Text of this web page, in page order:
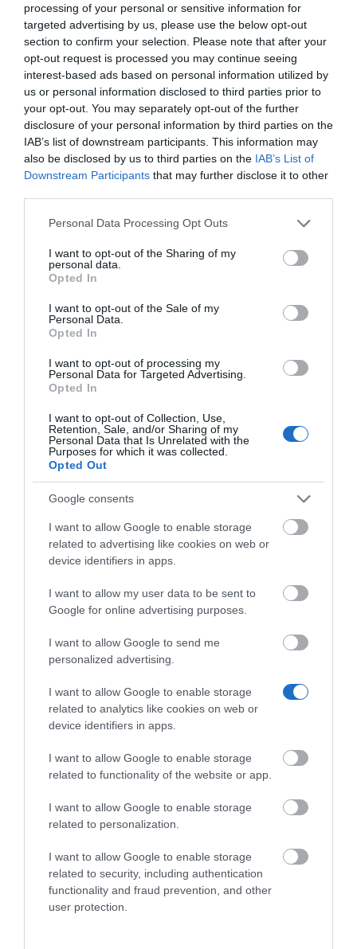
processing of your personal or sensitive information for
targeted advertising by us, please use the below opt-out
section to confirm your selection. Please note that after your
opt-out request is processed you may continue seeing
interest-based ads based on personal information utilized by
us or personal information disclosed to third parties prior to
your opt-out. You may separately opt-out of the further
disclosure of your personal information by third parties on the
IAB’s list of downstream participants. This information may
also be disclosed by us to third parties on the IAB’s List of
Downstream Participants that may further disclose it to other
Please note that this website/app uses one or more Google
not limited to your visit or usage behaviour. You may click to
grant or deny consent to Google and its third-party tags to
use your data for below specified purposes in below Google
consent section.
Personal Data Processing Opt Outs
I want to opt-out of the Sharing of my
personal data.
Opted In
I want to opt-out of the Sale of my
Personal Data.
Opted In
I want to opt-out of processing my
Personal Data for Targeted Advertising.
Opted In
I want to opt-out of Collection, Use,
Retention, Sale, and/or Sharing of my
Personal Data that Is Unrelated with the
Purposes for which it was collected.
Opted Out
Google consents
I want to allow Google to enable storage
related to advertising like cookies on web or
device identifiers in apps.
I want to allow my user data to be sent to
Google for online advertising purposes.
I want to allow Google to send me
personalized advertising.
I want to allow Google to enable storage
related to analytics like cookies on web or
device identifiers in apps.
I want to allow Google to enable storage
related to functionality of the website or app.
I want to allow Google to enable storage
related to personalization.
I want to allow Google to enable storage
related to security, including authentication
functionality and fraud prevention, and other
user protection.
επιλέξτε φινίρισμα ξύλου, δέρματος, πλέξιγκλας, πέτρας
ή μετάλλου, ώστε να ταιριάζει απόλυτα στη
διακόσμηση του δωματίου.
SKU: 02-15-0005
Κωδικός Kατασκευαστή:ICB015-WH
Περιγραφή
Με Ενδιαφέρει
Τα ξενοδοχειακά τηλέφωνα Xenios είναι τα
προσαρμοστούν πλήρως και να διαμορφωθούν
έτσι ώστε να ταιριάζουν απόλυτα στη
φινίρισμα ξύλου, δέρματος, πλέξιγκλας, πέτρας ή
μετάλλου.
Με 10 πλήκτρα άμεσης πρόσβασης και μια χρήσιμη
θύρα USB στο μπροστινό μέρος για τη φόρτιση
άλλων συσκευών, εύχρηστο και με διακριτικό
μέγεθος (A5), αυτό το τηλέφωνο είναι το ιδανικό
τηλέφωνο για premium δωμάτια ξενοδοχείου.
Επίσης, τα τηλέφωνα Xenios είναι συμβατά με
πολλά PBX για τέλεια ενσωμάτωση.
Το ICB015 είναι ένα ασύρματο, SIP τηλέφωνο με
plug & play εγκατάσταση, κατασκευασμένο από
καθάρισμα και ανθεκτικό σε γρατζουνιές και
λεκέδες. Διαθέτει Handsfree στη βάση, αυτόματη
διαγραφή του ιστορικού κλήσεων κάθε μία ώρα,